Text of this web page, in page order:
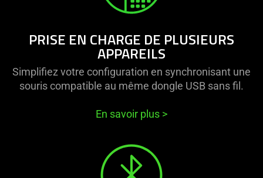
PRISE EN CHARGE DE PLUSIEURS
APPAREILS
Simplifiez votre configuration en synchronisant une
souris compatible au même dongle USB sans fil.
En savoir plus >